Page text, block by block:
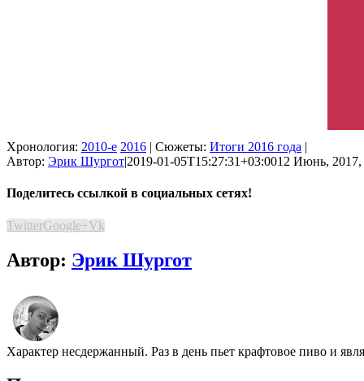
Хронология: 2010-е 2016 | Сюжеты: Итоги 2016 года |
Автор: Эрик Шургот|2019-01-05T15:27:31+03:0012 Июнь, 2017,
Поделитесь ссылкой в социальных сетях!
TwitterGoogle+Vk
Автор: Эрик Шургот
Характер несдержанный. Раз в день пьет крафтовое пиво и